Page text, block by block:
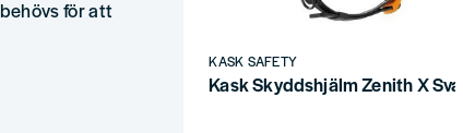
för att
KASK SAFETY
Kask Skyddshjälm Zenith X Svart